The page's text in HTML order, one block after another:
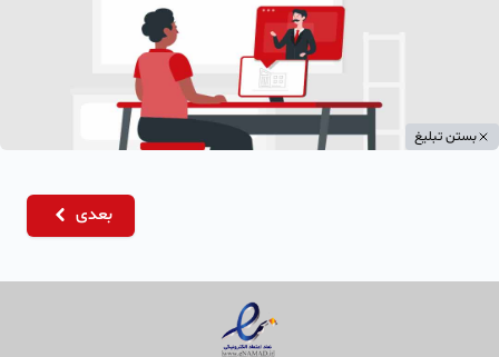
بستن تبلیغ
بعدی